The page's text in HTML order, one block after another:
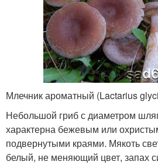
Млечник ароматный (Lactarius
Небольшой гриб с диаметром
характерна бежевым или
подвернутыми краями. Мякоть
белый, не меняющий цвет, запах